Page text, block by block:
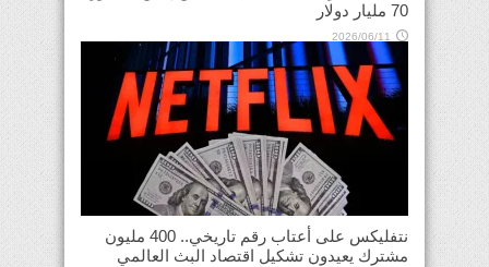
70 مليار دولار
2026/06/11
نتفليكس على أعتاب رقم تاريخي.. 400 مليون
مشترك يعيدون تشكيل اقتصاد البث العالمي